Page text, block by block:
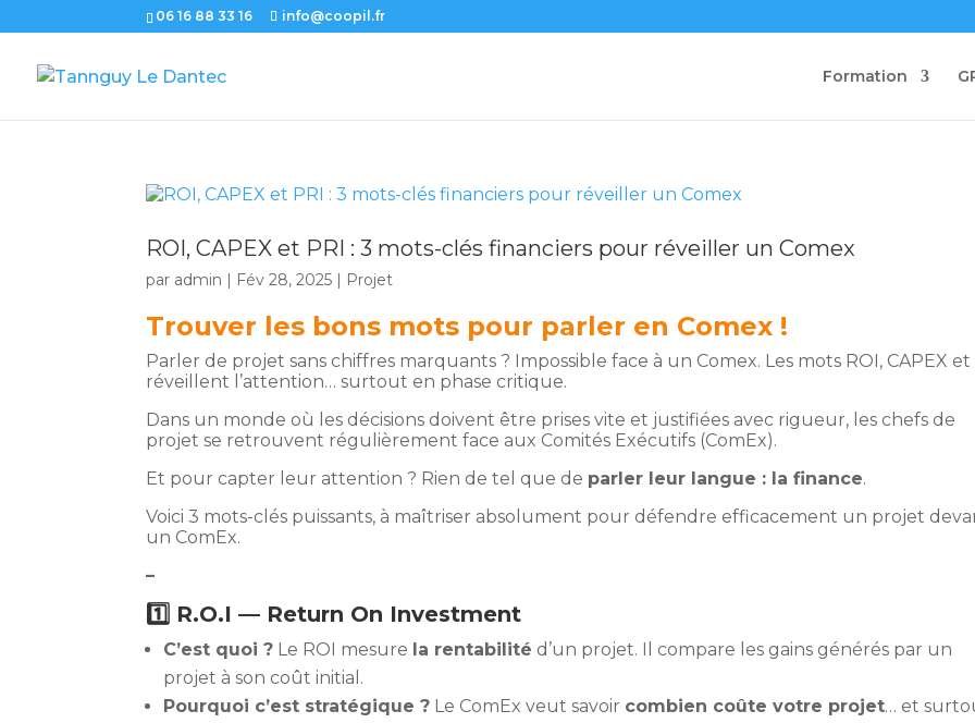
06 16 88 33 16 info@coopil.fr
Formation
ROI, CAPEX et PRI : 3 mots-clés financiers pour réveiller un Comex
par admin | Fév 28, 2025 | Projet
Trouver les bons mots pour parler en Comex !
Parler de projet sans chiffres marquants ? Impossible face à un Comex. Les mots ROI, CAPEX et
réveillent l’attention… surtout en phase critique.
Dans un monde où les décisions doivent être prises vite et justifiées avec rigueur, les chefs de
projet se retrouvent régulièrement face aux Comités Exécutifs (ComEx).
Et pour capter leur attention ? Rien de tel que de parler leur langue : la finance.
Voici 3 mots-clés puissants, à maîtriser absolument pour défendre efficacement un projet
un ComEx.
–
1️⃣ R.O.I — Return On Investment
C’est quoi ? Le ROI mesure la rentabilité d’un projet. Il compare les gains générés par un
projet à son coût initial.
Pourquoi c’est stratégique ? Le ComEx veut savoir combien coûte votre projet… et